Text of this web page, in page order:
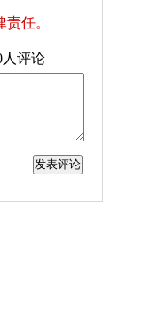
任。
人评论